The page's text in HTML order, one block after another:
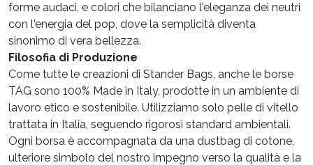
forme audaci, e colori che bilanciano l'eleganza dei neutri
con l'energia del pop, dove la semplicità diventa
sinonimo di vera bellezza.
Filosofia di Produzione
Come tutte le creazioni di Stander Bags, anche le borse
TAG sono 100% Made in Italy, prodotte in un ambiente di
lavoro etico e sostenibile. Utilizziamo solo pelle di vitello
trattata in Italia, seguendo rigorosi standard ambientali.
Ogni borsa è accompagnata da una dustbag di cotone,
ulteriore simbolo del nostro impegno verso la qualità e la